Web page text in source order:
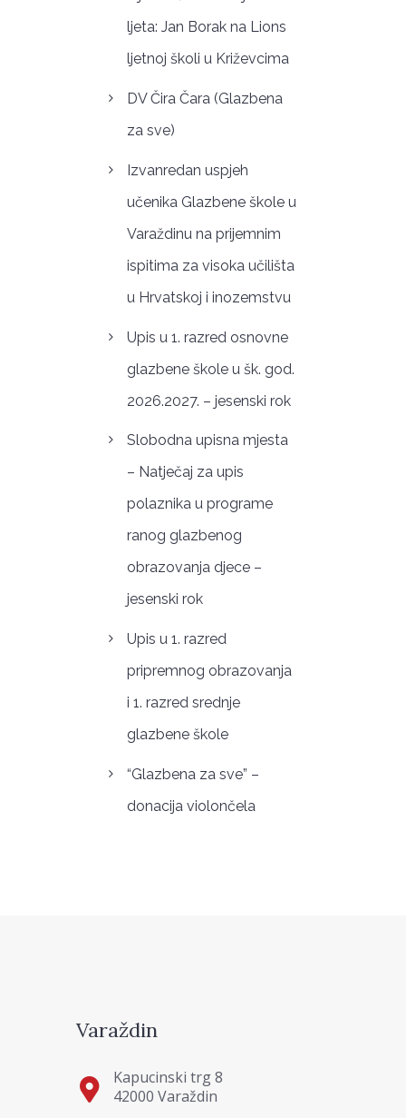
ljeta: Jan Borak na Lions
ljetnoj školi u Križevcima
DV Čira Čara (Glazbena
za sve)
Izvanredan uspjeh
učenika Glazbene škole u
Varaždinu na prijemnim
ispitima za visoka učilišta
u Hrvatskoj i inozemstvu
Upis u 1. razred osnovne
glazbene škole u šk. god.
2026.2027. – jesenski rok
Slobodna upisna mjesta
– Natječaj za upis
polaznika u programe
ranog glazbenog
obrazovanja djece –
jesenski rok
Upis u 1. razred
pripremnog obrazovanja
i 1. razred srednje
glazbene škole
“Glazbena za sve” –
donacija violončela
Varaždin
Kapucinski trg 8
42000 Varaždin